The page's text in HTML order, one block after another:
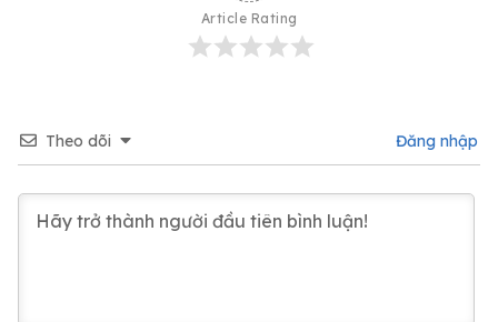
Article Rating
Theo dõi Đăng nhập